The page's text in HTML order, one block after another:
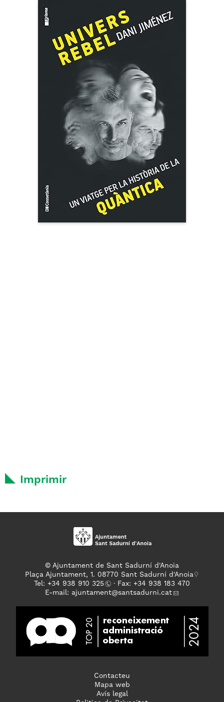
Imprimir
© Ajuntament de Sant Sadurní d'Anoia
Plaça Ajuntament, 1. 08770 Sant Sadurní d'Anoia
Tel: +34 938 910 325
· Fax: +34 938 183 470
E-mail: ajuntament@santsadurni.cat
Contacteu
Mapa web
Avís legal